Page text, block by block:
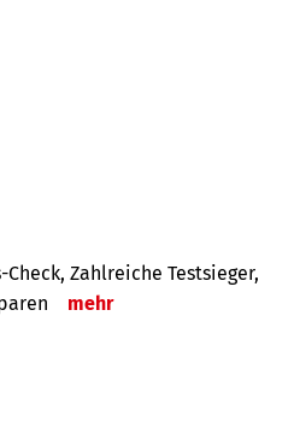
Zahlreiche Testsieger,
mehr